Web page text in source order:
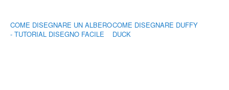
COME DISEGNARE UN ALBERO
- TUTORIAL DISEGNO FACILE
COME DISEGNARE DUFFY
DUCK